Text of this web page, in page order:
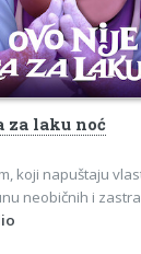
za laku noć
koji napuštaju
neobičnih i